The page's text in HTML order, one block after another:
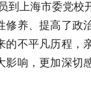
到上海市委党校
修养、提高了政
的不平凡历程，
影响，更加深切